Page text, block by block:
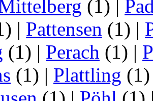
(1) |
| Pattensen (1) |
(1) | Perach (1) |
(1) | Plattling